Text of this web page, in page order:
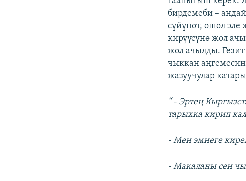
бирдемеби –
сүйүнөт, ошол эле
кирүүсүнө жол
жол ачылды.
чыккан аңгемесин
жазуучулар
“ - Эртең
тарыхка кирип
- Мен эмнеге
- Макаланы сен